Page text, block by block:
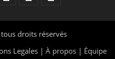
droits réservés
Legales | À propos | Équipe